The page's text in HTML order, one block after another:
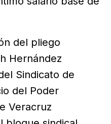
del pliego
Hernández
Sindicato de
del Poder
Veracruz